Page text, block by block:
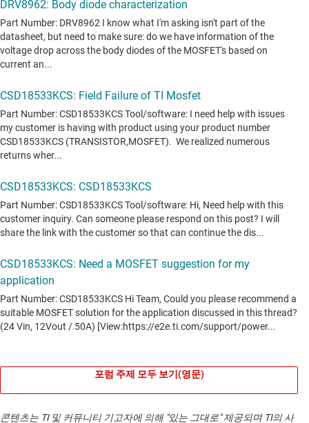
포럼 주제 모두 보기(영문)
콘텐츠는 TI 및 커뮤니티 기고자에 의해 "있는 그대로" 제공되며 TI의 사